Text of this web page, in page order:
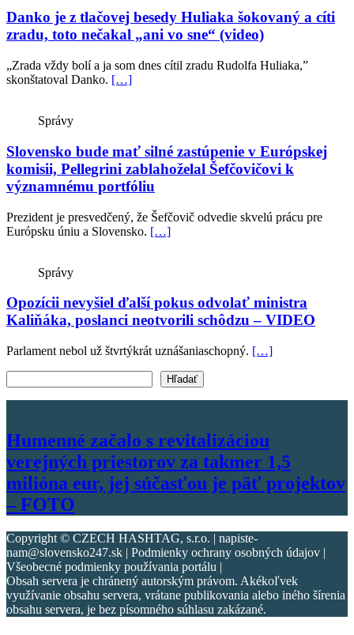
Danko je z tlačovej besedy Huliaka šokovaný a cíti
zradu, toto nečakal „ani vo sne“ (video)
„Zrada vždy bolí a ja som dnes cítil zradu Rudolfa Huliaka,”
skonštatoval Danko. […]
Správy
Slovensko bude mať silné zastúpenie v Európskej
komisii, Pellegrini zablahoželal Šefčovičovi k
významnému portfóliu
Prezident je presvedčený, že Šefčovič odvedie skvelú prácu pre
Európsku úniu a Slovensko. […]
Správy
Opozícii nevyšiel ďalší pokus odvolať ministra
Kaliňáka, poslanci neotvorili schôdzu – VIDEO
Parlament nebol už štvrtýkrát uznášaniaschopný. […]
Hľadať
Humenné začalo s revitalizáciou
verejných priestorov za takmer 1,5
milióna eur, jej súčasťou je päť projektov
– FOTO
Copyright © CZECH HASHTAG, s.r.o. | napiste-
nam@slovensko247.sk | Podmienky ochrany osobných údajov |
Všeobecné podmienky používania portálu |
Obsah servera je chránený autorským právom. Akékoľvek
využívanie obsahu servera, vrátane publikovania alebo iného šírenia
obsahu servera, je bez písomného súhlasu zakázané.